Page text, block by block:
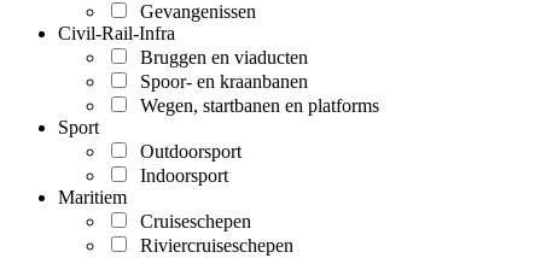
Gevangenissen
Civil-Rail-Infra
Bruggen en viaducten
Spoor- en kraanbanen
Wegen, startbanen en platforms
Sport
Outdoorsport
Indoorsport
Maritiem
Cruiseschepen
Riviercruiseschepen